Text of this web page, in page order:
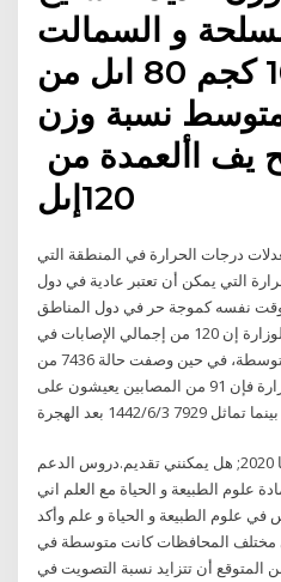
و السمالت
من ‪ 80‬اىل ‪ 100‬كجم ‪ /‬م‪
‫متوسط نسبة وزن
120‬إىل
درجات الحرارة في المنطقة التي
التي يمكن أن تعتبر عادية في دول
نفسه كموجة حر في دول المناطق
29‏‏/5‏‏/1442 بعد الهجرة وقالت الوزارة إن 120 من إجمالي الإصابات في
حالة صحية حرجة و85 بحالة متوسطة، في حين وصفت حالة 7436 من
المصابين بأنها طفيفة، وحسب الوزارة فإن 91 من المصابين يعيشون على
3‏‏/6‏‏/1442 بعد الهجرة
معدلات القبول لحاملي بكالوريا 2020; هل يمكنني تقديم.دروس الدعم
علوم الطبيعة و الحياة مع العلم اني
علوم الطبيعة و الحياة و علم وأكد
مختلف المحافظات كانت متوسطة في
المتوقع أن تتزايد نسبة التصويت في